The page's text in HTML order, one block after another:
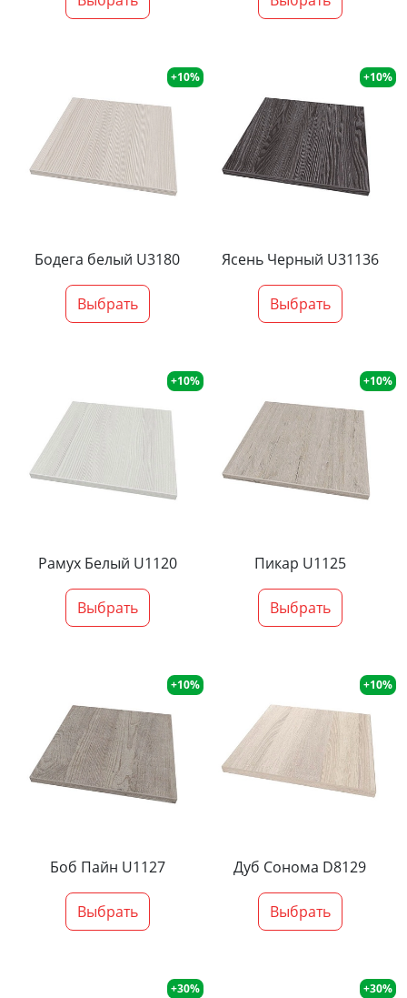
+10%
Бодега белый U3180
Выбрать
+10%
Ясень Черный U31136
Выбрать
+10%
Рамух Белый U1120
Выбрать
+10%
Пикар U1125
Выбрать
+10%
Боб Пайн U1127
Выбрать
+10%
Дуб Сонома D8129
Выбрать
+30% +30%